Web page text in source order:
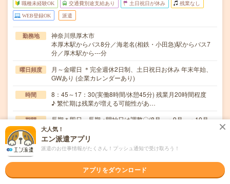
職種未経験OK 交通費別途支給あり 土日祝日が休み 残業なし
WEB登録OK 派遣
勤務地
神奈川県厚木市
本厚木駅からバス8分／海老名(相鉄・小田急)駅からバス7
分／厚木駅から---分
曜日頻度
月～金曜日 ＊完全週休2日制、土日祝日お休み 年末年始、
GWあり (企業カレンダーあり)
時間
8：45～17：30(実働8時間/休憩45分) 残業月20時間程度
♪ 繁忙期は残業が増える可能性があ…
期間
長期＊即日～長期 ※開始日は調整〇(8月～・9月～・10月～
〇)
時給
時給1500円～ 【月収例】24万円=時給1500円×実働8時間
×20日
※交通費実費3万円/月まで支給
大人気！
エン派遣アプリ
派遣のお仕事情報がたくさん！プッシュ通知で受け取ろう！
アプリをダウンロード